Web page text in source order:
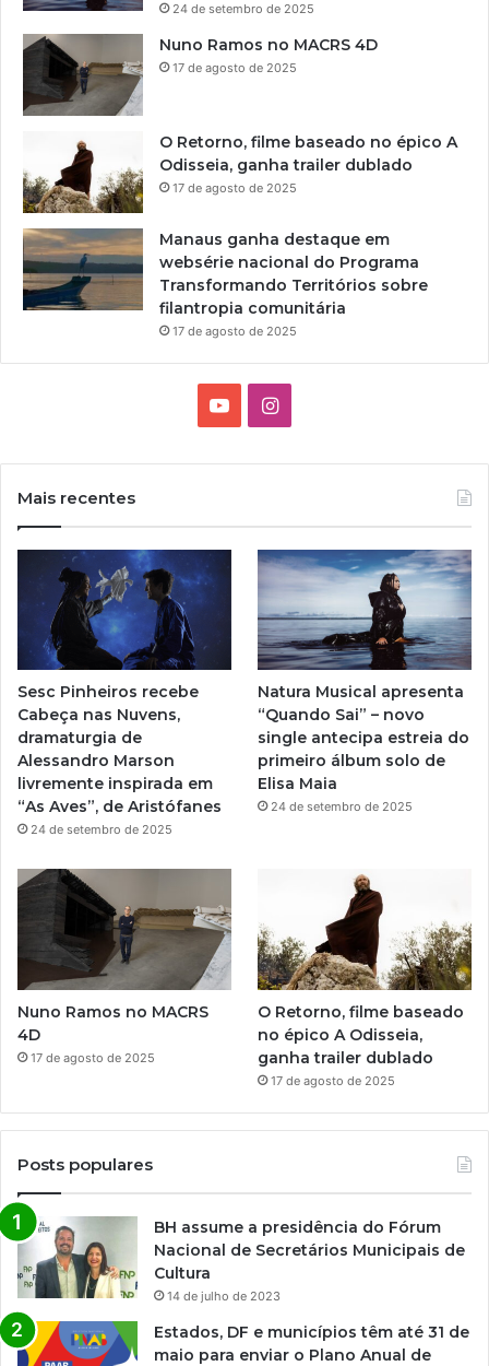
24 de setembro de 2025
Nuno Ramos no MACRS 4D
17 de agosto de 2025
O Retorno, filme baseado no épico A
Odisseia, ganha trailer dublado
17 de agosto de 2025
Manaus ganha destaque em
websérie nacional do Programa
Transformando Territórios sobre
filantropia comunitária
17 de agosto de 2025
e
I
g
r
a
m
Mais recentes
Sesc Pinheiros recebe
Cabeça nas Nuvens,
dramaturgia de
Alessandro Marson
livremente inspirada em
“As Aves”, de Aristófanes
24 de setembro de 2025
Natura Musical apresenta
“Quando Sai” – novo
single antecipa estreia do
primeiro álbum solo de
Elisa Maia
24 de setembro de 2025
Nuno Ramos no MACRS
4D
17 de agosto de 2025
O Retorno, filme baseado
no épico A Odisseia,
ganha trailer dublado
17 de agosto de 2025
Posts populares
BH assume a presidência do Fórum
Nacional de Secretários Municipais de
Cultura
14 de julho de 2023
Estados, DF e municípios têm até 31 de
maio para enviar o Plano Anual de